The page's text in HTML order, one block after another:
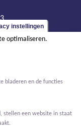
instellingen
optimaliseren.
bladeren en de functies
stellen een website in staat